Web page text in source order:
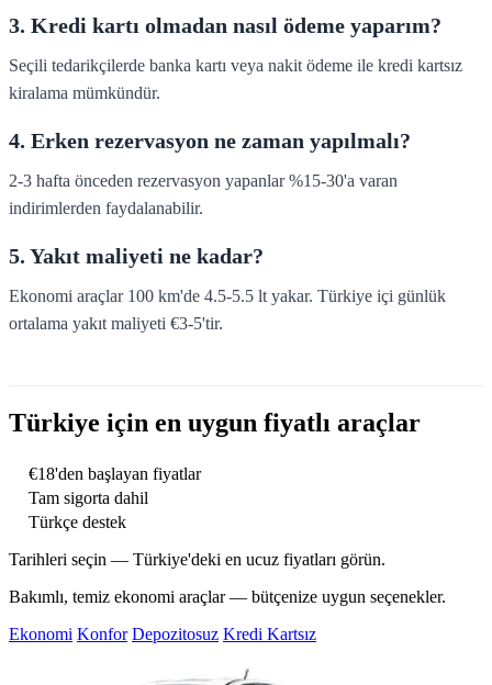
3. Kredi kartı olmadan nasıl ödeme yaparım?
Seçili tedarikçilerde banka kartı veya nakit ödeme ile kredi kartsız
kiralama mümkündür.
4. Erken rezervasyon ne zaman yapılmalı?
2-3 hafta önceden rezervasyon yapanlar %15-30'a varan
indirimlerden faydalanabilir.
5. Yakıt maliyeti ne kadar?
Ekonomi araçlar 100 km'de 4.5-5.5 lt yakar. Türkiye içi günlük
ortalama yakıt maliyeti €3-5'tir.
Türkiye için en uygun fiyatlı araçlar
€18'den başlayan fiyatlar
Tam sigorta dahil
Türkçe destek
Tarihleri seçin — Türkiye'deki en ucuz fiyatları görün.
Bakımlı, temiz ekonomi araçlar — bütçenize uygun seçenekler.
Ekonomi Konfor Depozitosuz Kredi Kartsız